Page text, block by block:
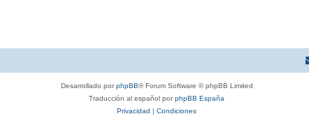
Desarrollado porphpBB® Forum Software © phpBB Limited
Traducción al español porphpBB España
Privacidad | Condiciones